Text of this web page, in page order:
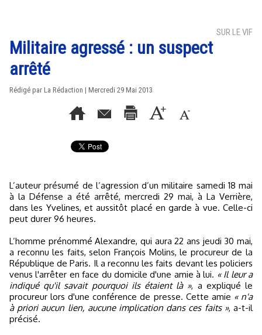
SUR LE VIF
Militaire agressé : un suspect
arrêté
Rédigé par La Rédaction | Mercredi 29 Mai 2013
L’auteur présumé de l’agression d’un militaire samedi 18 mai
à la Défense a été arrêté, mercredi 29 mai, à La Verrière,
dans les Yvelines, et aussitôt placé en garde à vue. Celle-ci
peut durer 96 heures.
L’homme prénommé Alexandre, qui aura 22 ans jeudi 30 mai,
a reconnu les faits, selon François Molins, le procureur de la
République de Paris. Il a reconnu les faits devant les policiers
venus l'arrêter en face du domicile d'une amie à lui. « Il leur a
indiqué qu'il savait pourquoi ils étaient là », a expliqué le
procureur lors d'une conférence de presse. Cette amie « n'a
à priori aucun lien, aucune implication dans ces faits », a-t-il
précisé.